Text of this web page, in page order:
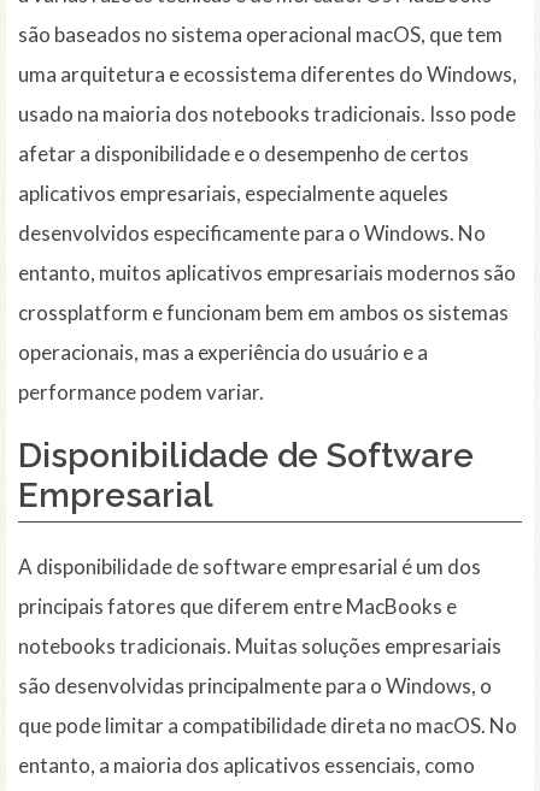
são baseados no sistema operacional macOS, que tem
uma arquitetura e ecossistema diferentes do Windows,
usado na maioria dos notebooks tradicionais. Isso pode
afetar a disponibilidade e o desempenho de certos
aplicativos empresariais, especialmente aqueles
desenvolvidos especificamente para o Windows. No
entanto, muitos aplicativos empresariais modernos são
crossplatform e funcionam bem em ambos os sistemas
operacionais, mas a experiência do usuário e a
performance podem variar.
Disponibilidade de Software
Empresarial
A disponibilidade de software empresarial é um dos
principais fatores que diferem entre MacBooks e
notebooks tradicionais. Muitas soluções empresariais
são desenvolvidas principalmente para o Windows, o
que pode limitar a compatibilidade direta no macOS. No
entanto, a maioria dos aplicativos essenciais, como